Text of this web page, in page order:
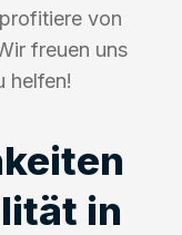
von
freuen uns
helfen!
in